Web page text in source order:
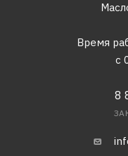
Время
с
8